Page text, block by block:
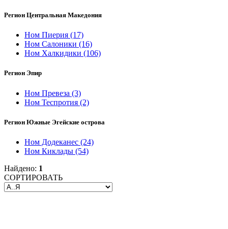
Регион Центральная Македония
Ном Пиерия (17)
Ном Салоники (16)
Ном Халкидики (106)
Регион Эпир
Ном Превеза (3)
Ном Теспротия (2)
Регион Южные Эгейские острова
Ном Додеканес (24)
Ном Киклады (54)
Найдено: 1
СОРТИРОВАТЬ